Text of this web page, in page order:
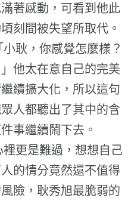
著感動，可看到他此
刻間被失望所取代。
耿，你感覺怎麼樣？
他太在意自己的完美
續擴大化，所以這句
人都聽出了其中的含
事繼續鬧下去。
更是難過，想想自己
的情分竟然還不值得
險，耿秀旭最脆弱的